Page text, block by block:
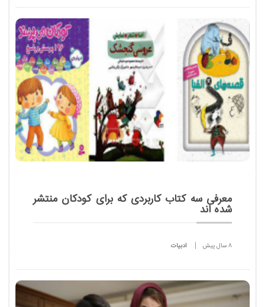
نخستین بار انیمیشن«فیلشاه» وارد بخش مسابقه
جشنوا...
معرفی سه کتاب کاربردی که برای کودکان منتشر
شده اند
8 سال پیش ادبیات
برای فرزندان است. دغدغه ای که گاهی آنها را از بازار
کتاب دور می کند. اما در بازار نشر کتاب کودک، اتفاقا ...